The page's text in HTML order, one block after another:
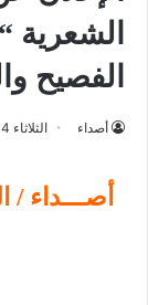
الشعرية
الفصيح
أصداء الثلاثاء 4 ذو القعدة 1447هـ 21-4-2026م
أصـــداء /